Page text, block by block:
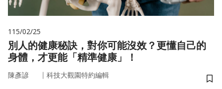
115/02/25
別人的健康秘訣，對你可能沒效？更懂自己的
身體，才更能「精準健康」！
陳彥諺 ｜ 科技大觀園特約編輯
儲